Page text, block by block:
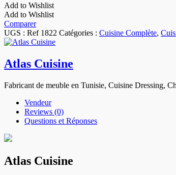
Add to Wishlist
Add to Wishlist
Comparer
UGS : Ref 1822 Catégories : Cuisine Complète,
Atlas Cuisine
Fabricant de meuble en Tunisie, Cuisine Dressing,
Vendeur
Reviews (0)
Questions et Réponses
Atlas Cuisine